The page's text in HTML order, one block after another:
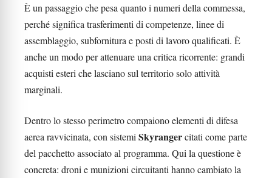
È un passaggio che pesa quanto i numeri della commessa,
perché significa trasferimenti di competenze, linee di
assemblaggio, subfornitura e posti di lavoro qualificati. È
anche un modo per attenuare una critica ricorrente: grandi
acquisti esteri che lasciano sul territorio solo attività
marginali.
Dentro lo stesso perimetro compaiono elementi di difesa
aerea ravvicinata, con sistemi Skyrangercitati come parte
del pacchetto associato al programma. Qui la questione è
concreta: droni e munizioni circuitanti hanno cambiato la